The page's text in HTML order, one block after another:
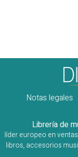
Notas legales
Librería de
líder europeo en
libros, accesorios